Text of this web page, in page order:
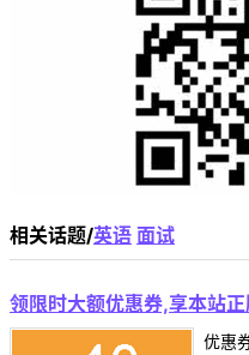
相关话题/英语 面试
领限时大额优惠券,享本站
优惠